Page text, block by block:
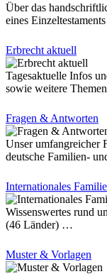
Über das
eines
Erbrecht aktuell
Tagesaktuelle Infos
sowie weitere
Fragen & Antworten
Unser umfangreicher
deutsche Familien-
Internationales
Wissenswertes rund
(46 Länder) …
Muster & Vorlagen